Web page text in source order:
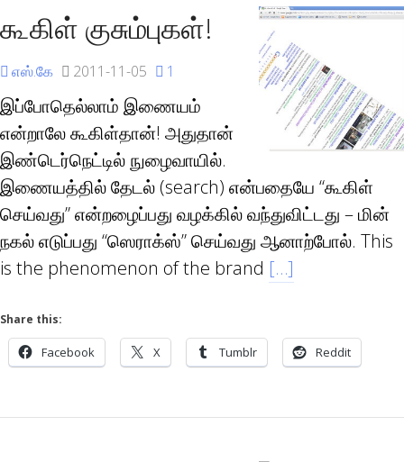
கூகிள் குசும்புகள்!
எஸ்.கே 2011-11-05 1
இப்போதெல்லாம் இணையம்
என்றாலே கூகிள்தான்! அதுதான்
இண்டெர்நெட்டில் நுழைவாயில்.
இணையத்தில் தேடல் (search) என்பதையே “கூகிள்
செய்வது” என்றழைப்பது வழக்கில் வந்துவிட்டது – மின்
நகல் எடுப்பது “ஸெராக்ஸ்” செய்வது ஆனாற்போல். This
is the phenomenon of the brand […]
Share this:
Facebook X Tumblr Reddit